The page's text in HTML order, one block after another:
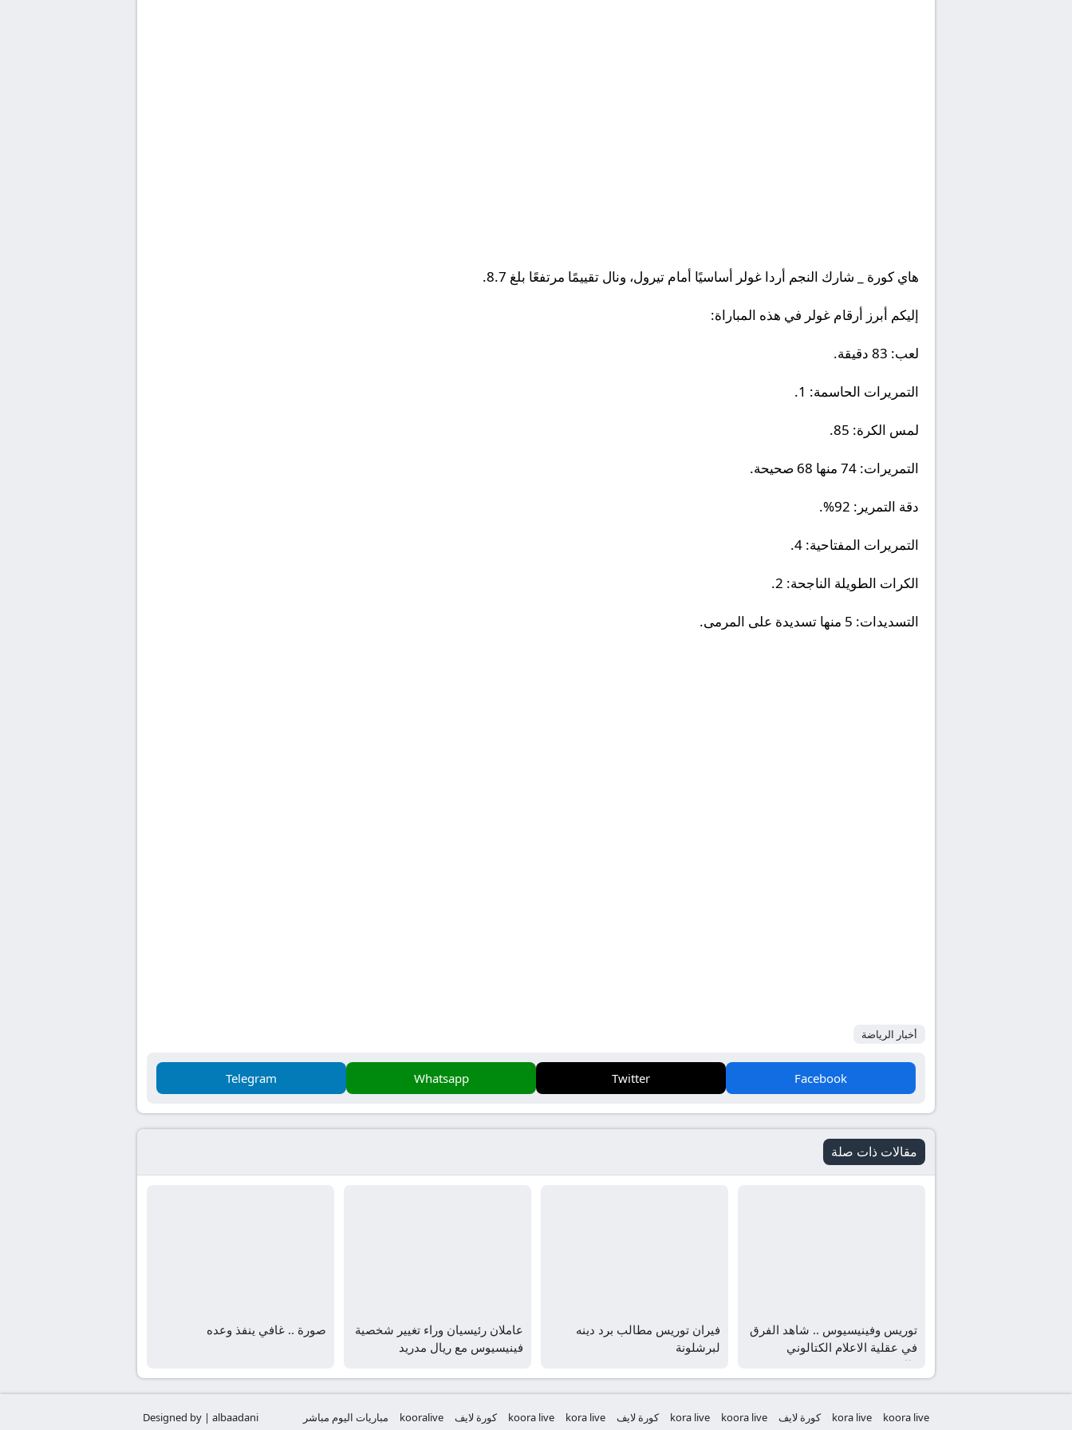
هاي كورة _ شارك النجم أردا غولر أساسيًا أمام تيرول، ونال تقييمًا مرتفعًا بلغ 8.7.
إليكم أبرز أرقام غولر في هذه المباراة:
لعب: 83 دقيقة.
التمريرات الحاسمة: 1.
لمس الكرة: 85.
التمريرات: 74 منها 68 صحيحة.
دقة التمرير: 92%.
التمريرات المفتاحية: 4.
الكرات الطويلة الناجحة: 2.
التسديدات: 5 منها تسديدة على المرمى.
أخبار الرياضة
Facebook
Twitter
Whatsapp
Telegram
مقالات ذات صلة
توريس وفينيسيوس .. شاهد الفرق
في عقلية الاعلام الكتالوني
والمدريدي
فيران توريس مطالب برد دينه
لبرشلونة
عاملان رئيسيان وراء تغيير شخصية
فينيسيوس مع ريال مدريد
صورة .. غافي ينفذ وعده
koora live
kora live كورة لايف koora live
kora live كورة لايف kora live
koora live كورة لايف kooralive مباريات اليوم مباشر Designed by | albaadani